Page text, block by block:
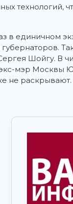
технологий,
в единичном
Шойгу. В
мэр Москвы
не раскрывают.